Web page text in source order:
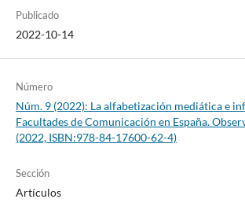
Publicado
2022-10-14
Número
Núm. 9 (2022): La alfabetización mediática e
Facultades de Comunicación en España.
(2022, ISBN:978-84-17600-62-4)
Sección
Artículos